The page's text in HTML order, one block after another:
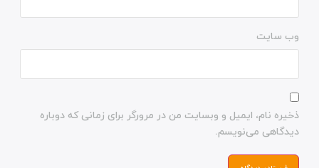
وب‌ سایت
ذخیره نام، ایمیل و وبسایت من در مرورگر برای زمانی که دوباره
دیدگاهی می‌نویسم.